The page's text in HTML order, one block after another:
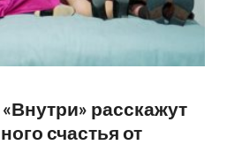
расскажут
счастья от